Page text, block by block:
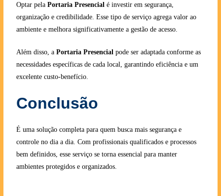
Optar pela Portaria Presencial é investir em segurança,
organização e credibilidade. Esse tipo de serviço agrega valor ao
ambiente e melhora significativamente a gestão de acesso.
Além disso, a Portaria Presencial pode ser adaptada conforme as
necessidades específicas de cada local, garantindo eficiência e um
excelente custo-benefício.
Conclusão
É uma solução completa para quem busca mais segurança e
controle no dia a dia. Com profissionais qualificados e processos
bem definidos, esse serviço se torna essencial para manter
ambientes protegidos e organizados.